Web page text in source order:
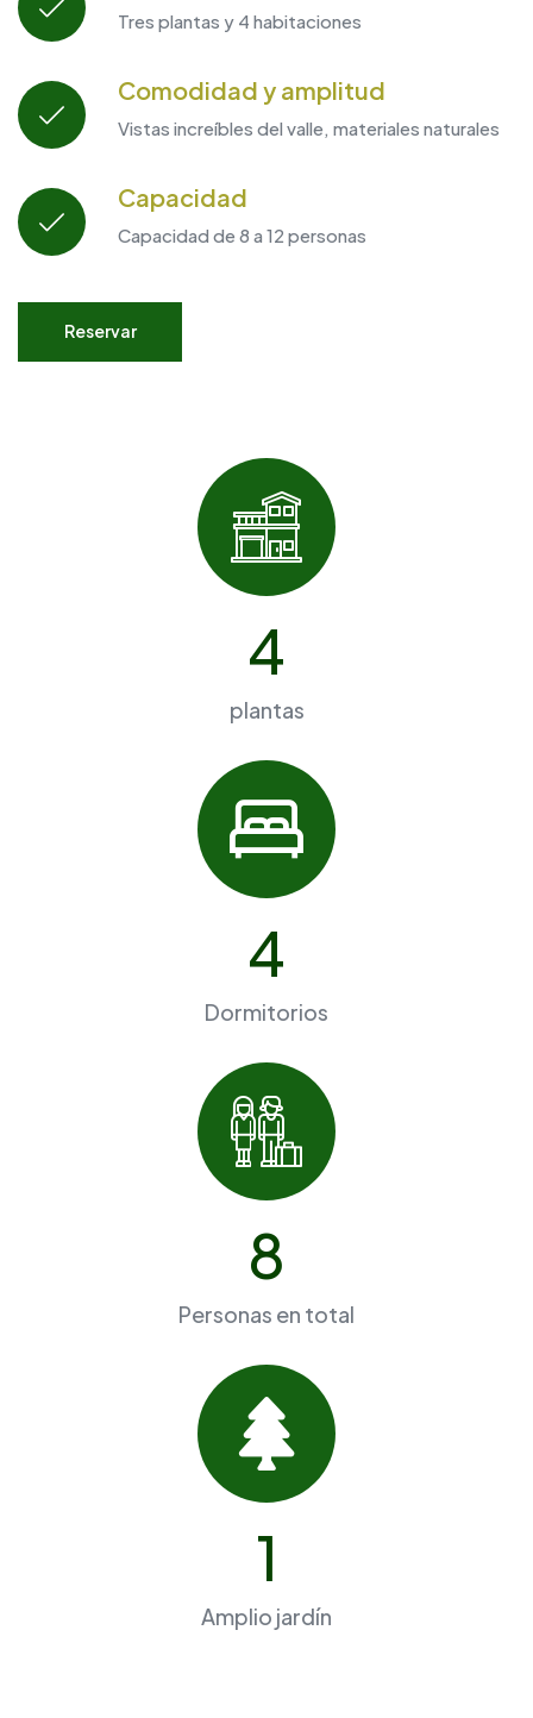
Tres plantas y 4 habitaciones
Comodidad y amplitud
Vistas increíbles del valle, materiales naturales
Capacidad
Capacidad de 8 a 12 personas
Reservar
4
plantas
4
Dormitorios
8
Personas en total
1
Amplio jardín